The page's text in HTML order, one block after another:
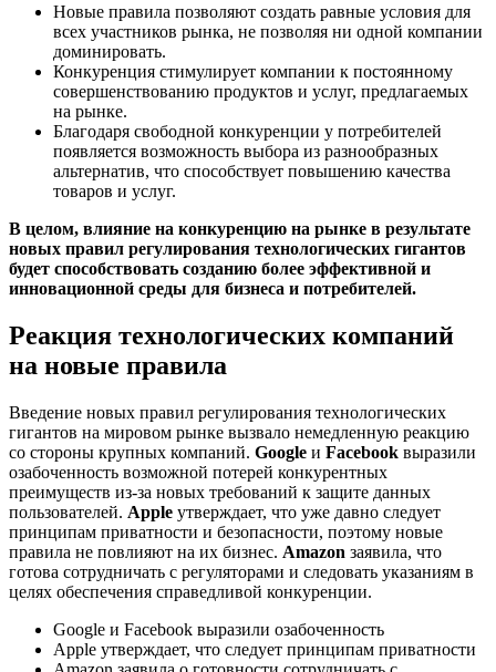
Новые правила позволяют создать равные условия для
всех участников рынка, не позволяя ни одной компании
доминировать.
Конкуренция стимулирует компании к постоянному
совершенствованию продуктов и услуг, предлагаемых
на рынке.
Благодаря свободной конкуренции у потребителей
появляется возможность выбора из разнообразных
альтернатив, что способствует повышению качества
товаров и услуг.
В целом, влияние на конкуренцию на рынке в результате
новых правил регулирования технологических гигантов
будет способствовать созданию более эффективной и
инновационной среды для бизнеса и потребителей.
Реакция технологических компаний
на новые правила
Введение новых правил регулирования технологических
гигантов на мировом рынке вызвало немедленную реакцию
со стороны крупных компаний. Google и Facebook выразили
озабоченность возможной потерей конкурентных
преимуществ из-за новых требований к защите данных
пользователей. Apple утверждает, что уже давно следует
принципам приватности и безопасности, поэтому новые
правила не повлияют на их бизнес. Amazon заявила, что
готова сотрудничать с регуляторами и следовать указаниям в
целях обеспечения справедливой конкуренции.
Google и Facebook выразили озабоченность
Apple утверждает, что следует принципам приватности